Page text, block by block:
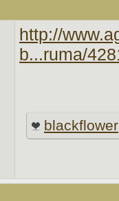
http://
b...ruma/
blackflοwer